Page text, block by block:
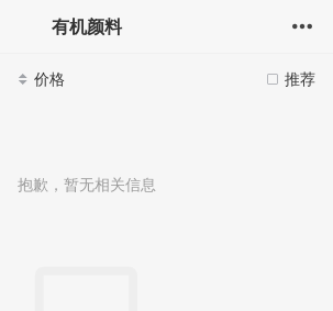
有机颜料
推荐
价格
抱歉，暂无相关信息